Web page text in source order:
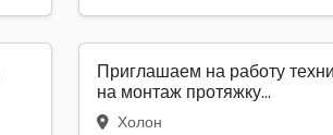
Приглашаем на работу
на монтаж протяжку...
Холон